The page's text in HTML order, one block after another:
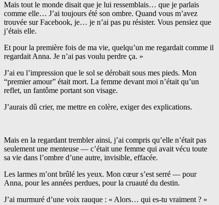
Mais tout le monde disait que je lui ressemblais… que je parlais
comme elle… J’ai toujours été son ombre. Quand vous m’avez
trouvée sur Facebook, je… je n’ai pas pu résister. Vous pensiez que
j’étais elle.
Et pour la première fois de ma vie, quelqu’un me regardait comme il
regardait Anna. Je n’ai pas voulu perdre ça. »
J’ai eu l’impression que le sol se dérobait sous mes pieds. Mon
“premier amour” était mort. La femme devant moi n’était qu’un
reflet, un fantôme portant son visage.
J’aurais dû crier, me mettre en colère, exiger des explications.
Mais en la regardant trembler ainsi, j’ai compris qu’elle n’était pas
seulement une menteuse — c’était une femme qui avait vécu toute
sa vie dans l’ombre d’une autre, invisible, effacée.
Les larmes m’ont brûlé les yeux. Mon cœur s’est serré — pour
Anna, pour les années perdues, pour la cruauté du destin.
J’ai murmuré d’une voix rauque : « Alors… qui es-tu vraiment ? »